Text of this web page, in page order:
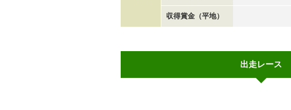
収得賞金（平地）
出走レース